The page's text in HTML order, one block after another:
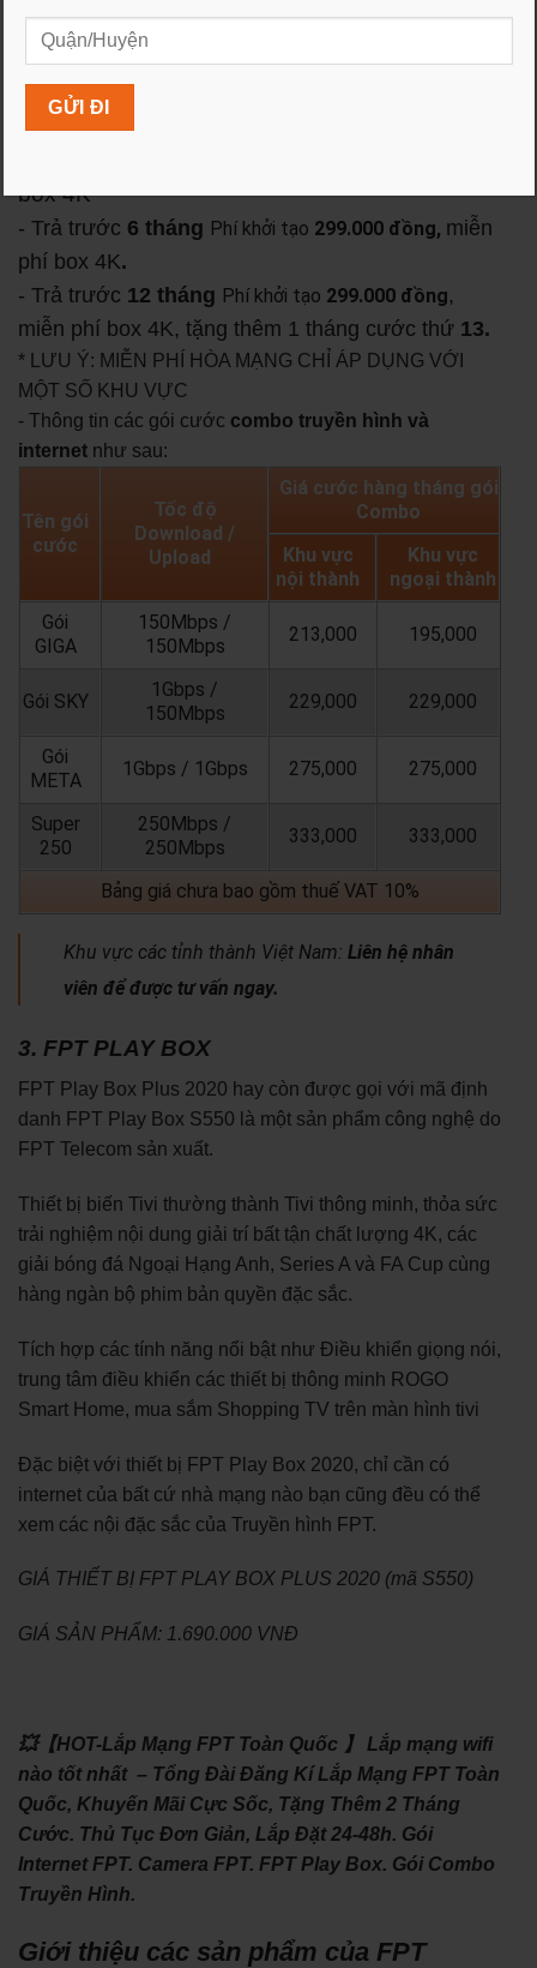
trong tháng .
- Phí lắp đặt299.000 đồng.
- Miễn phí hòa mạng, miễn phí
box 4K
- Trả trước 6 tháng Phí khởi tạo 299.000 đồng, miễn
phí box 4K.
- Trả trước 12 tháng Phí khởi tạo 299.000 đồng,
miễn phí box 4K, tặng thêm 1 tháng cước thứ 13.
* LƯU Ý: MIỄN PHÍ HÒA MẠNG CHỈ ÁP DỤNG VỚI
MỘT SỐ KHU VỰC
- Thông tin các gói cước combo truyền hình và
internet như sau:
Tên gói
cước
Tốc độ
Download /
Upload
Giá cước hàng tháng gói
Combo
Khu vực
nội thành
Khu vực
ngoại thành
Gói
GIGA
150Mbps /
150Mbps
213,000 195,000
Gói SKY
1Gbps /
150Mbps
229,000 229,000
Gói
META
1Gbps / 1Gbps 275,000 275,000
Super
250
250Mbps /
250Mbps
333,000 333,000
Bảng giá chưa bao gồm thuế VAT 10%
Khu vực các tỉnh thành Việt Nam: Liên hệ nhân
viên để được tư vấn ngay.
3. FPT PLAY BOX
FPT Play Box Plus 2020 hay còn được gọi với mã định
danh FPT Play Box S550 là một sản phẩm công nghệ do
FPT Telecom sản xuất.
Thiết bị biến Tivi thường thành Tivi thông minh, thỏa sức
trải nghiệm nội dung giải trí bất tận chất lượng 4K, các
giải bóng đá Ngoại Hạng Anh, Series A và FA Cup cùng
hàng ngàn bộ phim bản quyền đặc sắc.
Tích hợp các tính năng nổi bật như Điều khiển giọng nói,
trung tâm điều khiển các thiết bị thông minh ROGO
Smart Home, mua sắm Shopping TV trên màn hình tivi
Đặc biệt với thiết bị FPT Play Box 2020, chỉ cần có
internet của bất cứ nhà mạng nào bạn cũng đều có thể
xem các nội đặc sắc của Truyền hình FPT.
GIÁ THIẾT BỊ FPT PLAY BOX PLUS 2020 (mã S550)
GIÁ SẢN PHẨM: 1.690.000 VNĐ
💥【HOT-Lắp Mạng FPT Toàn Quốc 】 Lắp mạng wifi
nào tốt nhất – Tổng Đài Đăng Kí Lắp Mạng FPT Toàn
Quốc, Khuyến Mãi Cực Sốc, Tặng Thêm 2 Tháng
Cước. Thủ Tục Đơn Giản, Lắp Đặt 24-48h. Gói
Internet FPT. Camera FPT. FPT Play Box. Gói Combo
Truyền Hình.
Giới thiệu các sản phẩm của FPT